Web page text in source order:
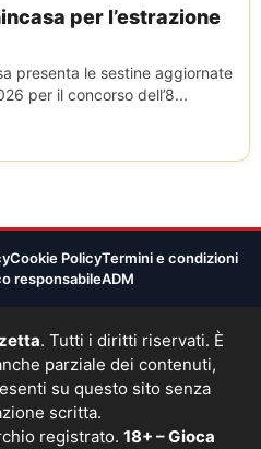
per l’estrazione
presenta le sestine aggiornate
per il concorso dell’8...
Cookie PolicyTermini e condizioni
responsabileADM
. Tutti i diritti riservati. È
parziale dei contenuti,
su questo sito senza
scritta.
registrato. 18+ – Gioca